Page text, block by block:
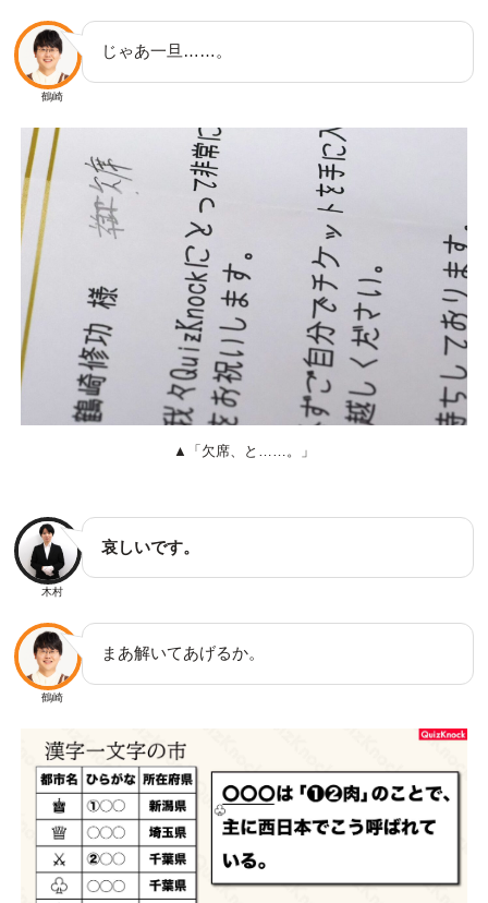
鶴崎
じゃあ一旦……。
▲「欠席、と……。」
木村
哀しいです。
鶴崎
まあ解いてあげるか。